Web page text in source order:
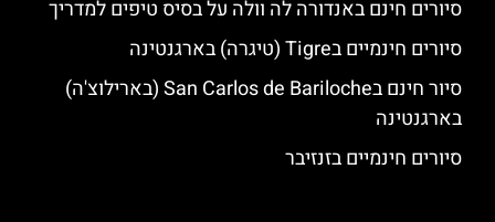
סיורים חינם באנדורה לה וולה על בסיס טיפים למדריך
סיורים חינמיים בTigre (טיגרה) בארגנטינה
סיור חינם בSan Carlos de Bariloche (בארילוצ'ה)
בארגנטינה
סיורים חינמיים בזנזיבר